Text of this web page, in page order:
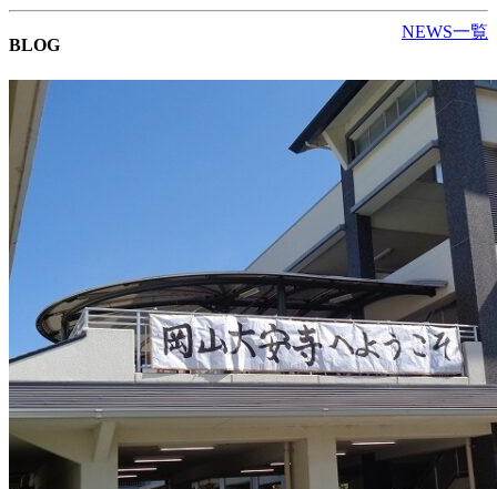
NEWS一覧
BLOG